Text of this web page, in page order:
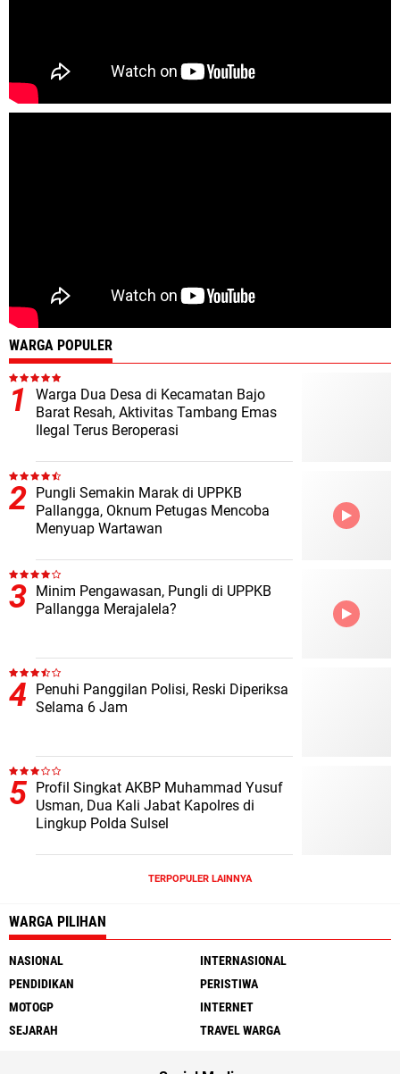
WARGA POPULER
Warga Dua Desa di Kecamatan Bajo
Barat Resah, Aktivitas Tambang Emas
Ilegal Terus Beroperasi
Pungli Semakin Marak di UPPKB
Pallangga, Oknum Petugas Mencoba
Menyuap Wartawan
Minim Pengawasan, Pungli di UPPKB
Pallangga Merajalela?
Penuhi Panggilan Polisi, Reski Diperiksa
Selama 6 Jam
Profil Singkat AKBP Muhammad Yusuf
Usman, Dua Kali Jabat Kapolres di
Lingkup Polda Sulsel
TERPOPULER LAINNYA
WARGA PILIHAN
NASIONAL
INTERNASIONAL
PENDIDIKAN
PERISTIWA
MOTOGP
INTERNET
SEJARAH
TRAVEL WARGA